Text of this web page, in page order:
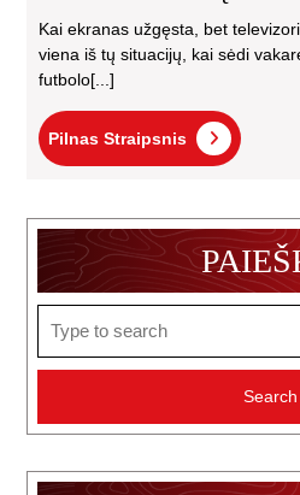
Kai ekranas užgęsta, bet
viena iš tų situacijų, kai sėdi
futbolo[...]
Pilnas Straipsnis
Pilnas
for: